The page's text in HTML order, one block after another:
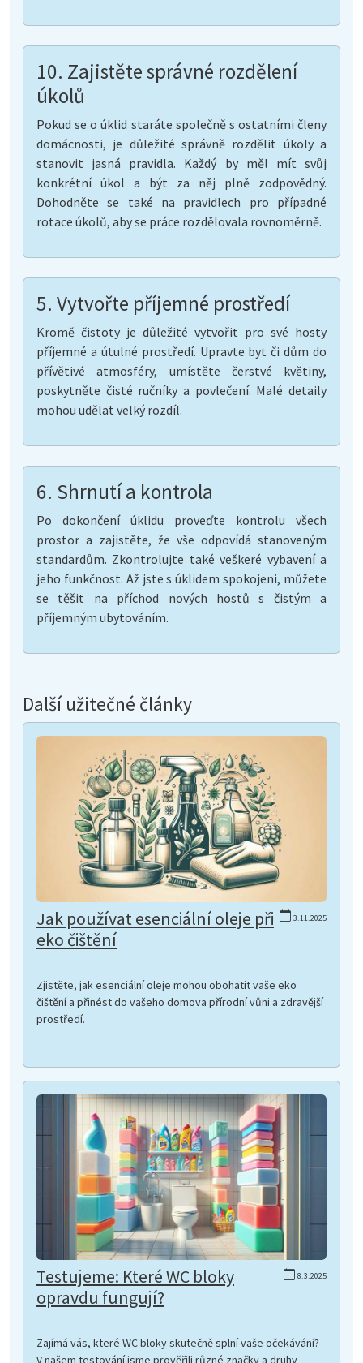
10. Zajistěte správné rozdělení
úkolů
Pokud se o úklid staráte společně s ostatními členy
domácnosti, je důležité správně rozdělit úkoly a
stanovit jasná pravidla. Každý by měl mít svůj
konkrétní úkol a být za něj plně zodpovědný.
Dohodněte se také na pravidlech pro případné
rotace úkolů, aby se práce rozdělovala rovnoměrně.
5. Vytvořte příjemné prostředí
Kromě čistoty je důležité vytvořit pro své hosty
příjemné a útulné prostředí. Upravte byt či dům do
přívětivé atmosféry, umístěte čerstvé květiny,
poskytněte čisté ručníky a povlečení. Malé detaily
mohou udělat velký rozdíl.
6. Shrnutí a kontrola
Po dokončení úklidu proveďte kontrolu všech
prostor a zajistěte, že vše odpovídá stanoveným
standardům. Zkontrolujte také veškeré vybavení a
jeho funkčnost. Až jste s úklidem spokojeni, můžete
se těšit na příchod nových hostů s čistým a
příjemným ubytováním.
Další užitečné články
3.11.2025
Jak používat esenciální oleje při
eko čištění
Zjistěte, jak esenciální oleje mohou obohatit vaše eko
čištění a přinést do vašeho domova přírodní vůni a zdravější
prostředí.
8.3.2025
Testujeme: Které WC bloky
opravdu fungují?
Zajímá vás, které WC bloky skutečně splní vaše očekávání?
V našem testování jsme prověřili různé značky a druhy